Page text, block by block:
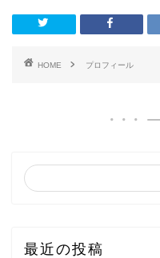
HOME プロフィール
最近の投稿